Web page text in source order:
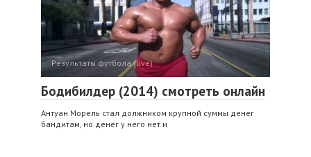
Результаты футбола (live)
Бодибилдер (2014) смотреть онлайн
Антуан Морель стал должником крупной суммы денег
бандитам, но денег у него нет и